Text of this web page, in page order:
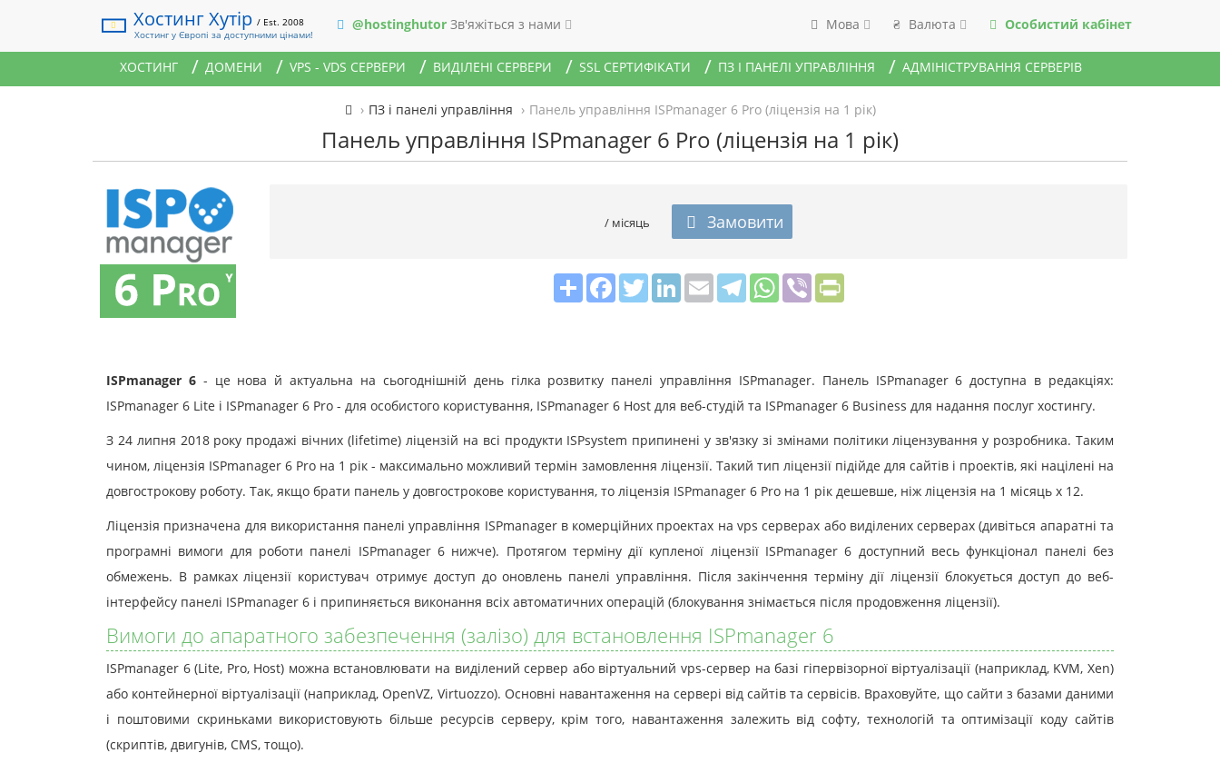
Хостинг Хутір/ Est. 2008
Хостинг у Європі за доступними цінами!
@hostinghutor Зв'яжіться з нами Мова ₴ Валюта Особистий кабінет
ХОСТИНГ ДОМЕНИ VPS - VDS СЕРВЕРИ ВИДІЛЕНІ СЕРВЕРИ SSL СЕРТИФІКАТИ ПЗ І ПАНЕЛІ УПРАВЛІННЯ АДМІНІСТРУВАННЯ СЕРВЕРІВ
ПЗ і панелі управління Панель управління ISPmanager 6 Pro (ліцензія на 1 рік)
Панель управління ISPmanager 6 Pro (ліцензія на 1 рік)
/ місяць Замовити
ShareFacebook
TwitterLinkedIn
EmailTelegramWhatsApp
ViberPrintFriendly
ISPmanager 6- це нова й актуальна на сьогоднішній день гілка розвитку панелі управління ISPmanager. Панель ISPmanager 6 доступна в редакціях:
ISPmanager 6 Lite і ISPmanager 6 Pro - для особистого користування, ISPmanager 6 Host для веб-студій та ISPmanager 6 Business для надання послуг хостингу.
З 24 липня 2018 року продажі вічних (lifetime) ліцензій на всі продукти ISPsystem припинені у зв'язку зі змінами політики ліцензування у розробника. Таким
чином, ліцензія ISPmanager 6 Pro на 1 рік - максимально можливий термін замовлення ліцензії. Такий тип ліцензії підійде для сайтів і проектів, які націлені на
довгострокову роботу. Так, якщо брати панель у довгострокове користування, то ліцензія ISPmanager 6 Pro на 1 рік дешевше, ніж ліцензія на 1 місяць х 12.
Ліцензія призначена для використання панелі управління ISPmanager в комерційних проектах на vps серверах або виділених серверах (дивіться апаратні та
програмні вимоги для роботи панелі ISPmanager 6 нижче). Протягом терміну дії купленої ліцензії ISPmanager 6 доступний весь функціонал панелі без
обмежень. В рамках ліцензії користувач отримує доступ до оновлень панелі управління. Після закінчення терміну дії ліцензії блокується доступ до веб-
інтерфейсу панелі ISPmanager 6 і припиняється виконання всіх автоматичних операцій (блокування знімається після продовження ліцензії).
Вимоги до апаратного забезпечення (залізо) для встановлення ISPmanager 6
ISPmanager 6 (Lite, Pro, Host) можна встановлювати на виділений сервер або віртуальний vps-сервер на базі гіпервізорної віртуалізації (наприклад, KVM, Xen)
або контейнерної віртуалізації (наприклад, OpenVZ, Virtuozzo). Основні навантаження на сервері від сайтів та сервісів. Враховуйте, що сайти з базами даними
і поштовими скриньками використовують більше ресурсів серверу, крім того, навантаження залежить від софту, технологій та оптимізації коду сайтів
(скриптів, двигунів, CMS, тощо).